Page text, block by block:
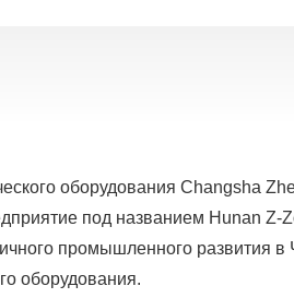
оборудования Changsha
под названием Hunan Z-
промышленного развития в
оборудования.